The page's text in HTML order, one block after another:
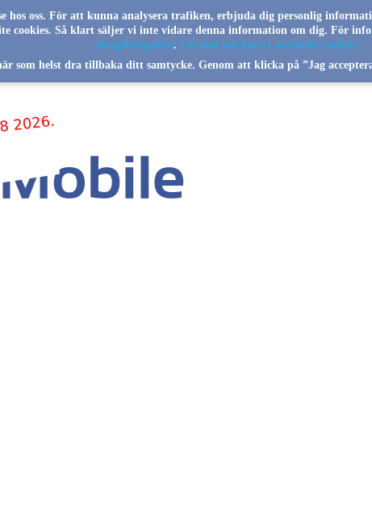
hos oss. För att kunna analysera trafiken, erbjuda dig personlig
cookies. Så klart säljer vi inte vidare denna information om dig. För
integritetspolicy. Läs mer om hur vi använder cookies
som helst dra tillbaka ditt samtycke. Genom att klicka på ”Jag